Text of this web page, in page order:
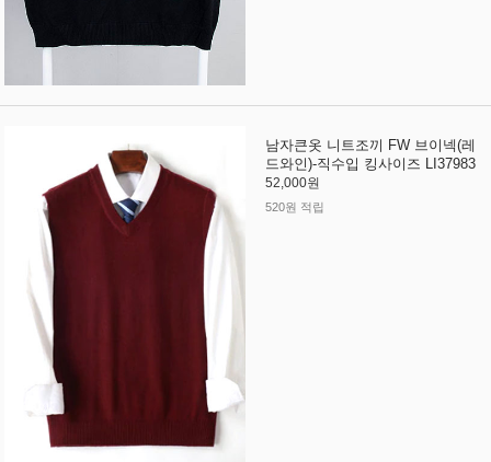
남자큰옷 니트조끼 FW 브이넥(레
드와인)-직수입 킹사이즈 LI37983
52,000원
520원 적립